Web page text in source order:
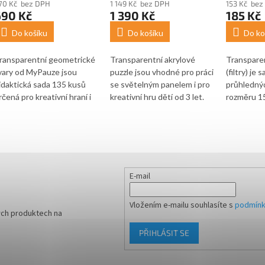
Kč bez DPH
Kč
Do košíku
geometrické
od MyPauze jsou
sada 135 kusů
pro kreativní hraní i
dózu pro uložení.
je za celou
1 149 Kč bez DPH
1 390 Kč
Do košíku
Transparentní akrylové
puzzle jsou vhodné pro práci
se světelným panelem i pro
kreativní hru dětí od 3 let.
153 Kč bez
185 Kč
Do
(filtry) je
rozměru
kombinaci
panelem.
produktech na
E-mail
Vložením e-mailu souhlasíte s
PŘIHLÁSIT SE